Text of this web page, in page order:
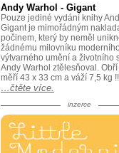
Andy Warhol - Gigant
Pouze jediné vydání knihy
Gigant je mimořádným
počinem, který by neměl
žádnému milovníku moderního
výtvarného umění a životního
Andy Warhol ztělesňoval.
měří 43 x 33 cm a váží 7,5 kg
…čtěte více.
inzerce